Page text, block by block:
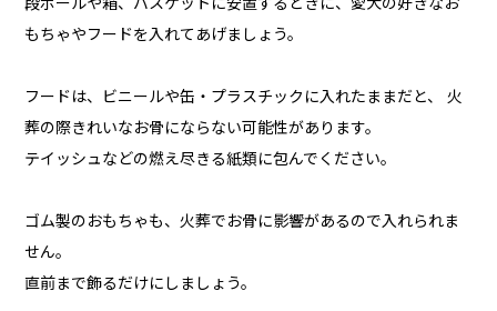
段ボールや箱、バスケットに安置するときに、愛犬の好きなお
もちゃやフードを入れてあげましょう。
フードは、ビニールや缶・プラスチックに入れたままだと、 火
葬の際きれいなお骨にならない可能性があります。
テイッシュなどの燃え尽きる紙類に包んでください。
ゴム製のおもちゃも、火葬でお骨に影響があるので入れられま
せん。
直前まで飾るだけにしましょう。